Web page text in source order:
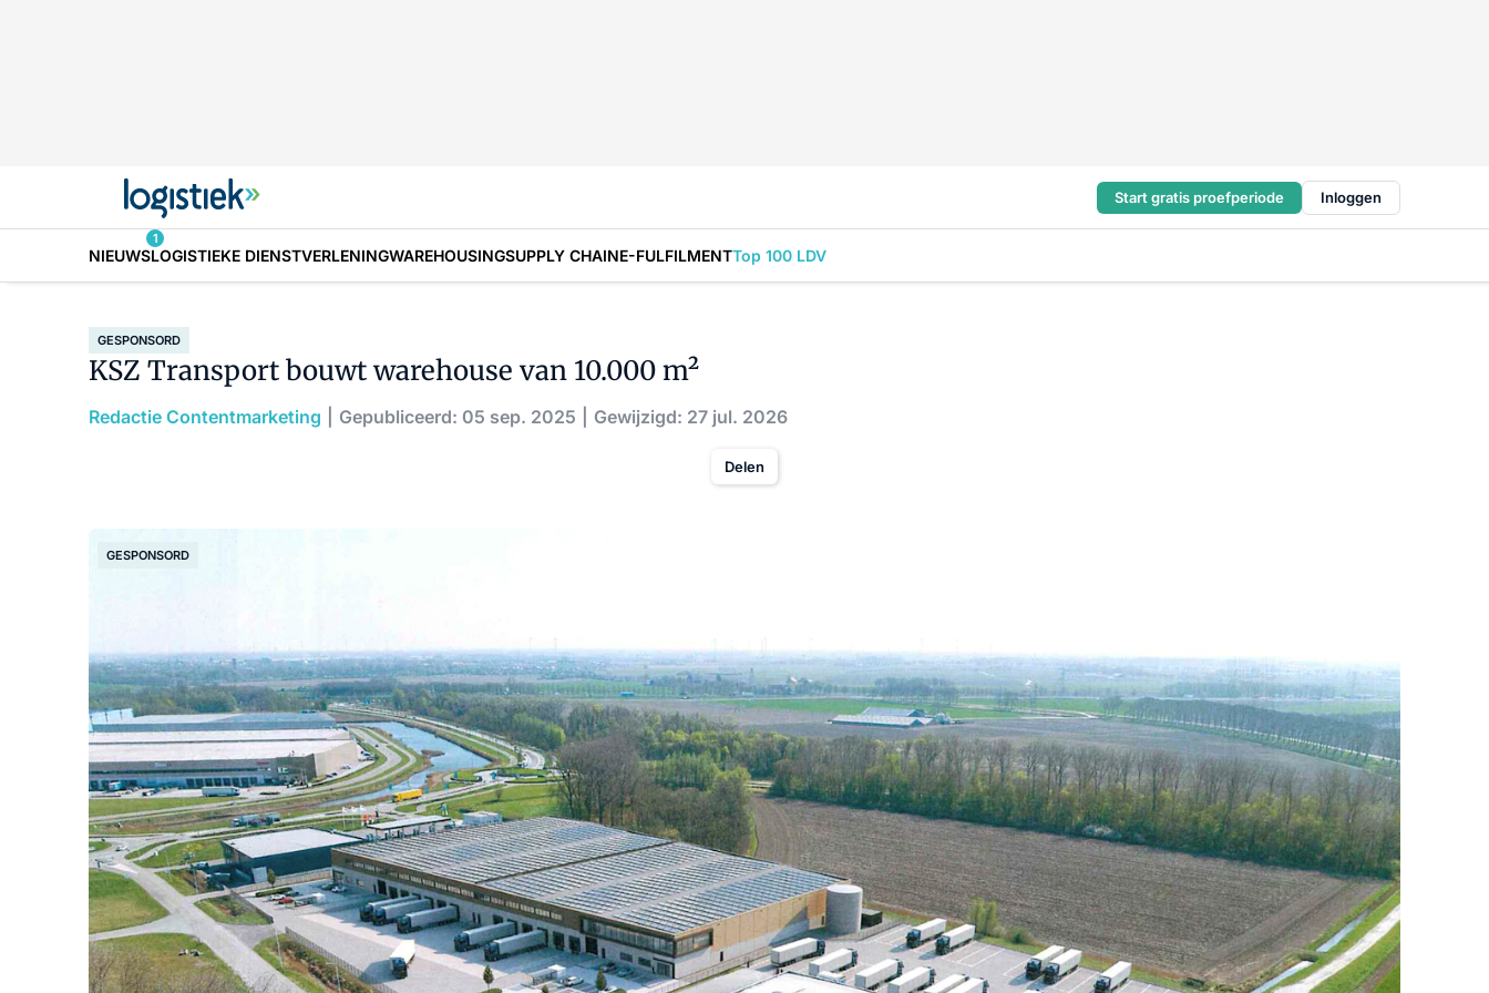
Start gratis proefperiode Inloggen
NIEUWS
1
LOGISTIEKE DIENSTVERLENINGWAREHOUSINGSUPPLY CHAINE-FULFILMENTTop 100 LDV
GESPONSORD
KSZ Transport bouwt warehouse van 10.000 m²
Redactie Contentmarketing Gepubliceerd: 05 sep. 2025 Gewijzigd: 27 jul. 2026
Delen
GESPONSORD